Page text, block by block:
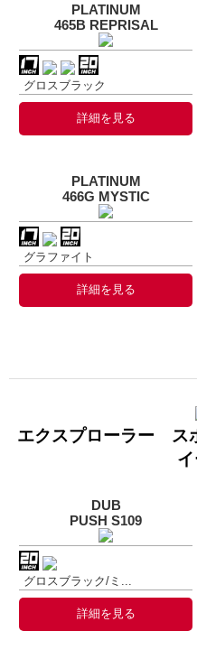
PLATINUM
465B REPRISAL
グロスブラック
詳細を見る
PLATINUM
466G MYSTIC
グラファイト
詳細を見る
エクスプローラー ス
DUB
PUSH S109
グロスブラック/ミ...
詳細を見る